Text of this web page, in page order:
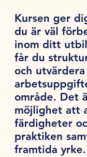
Kursen ger
du är väl
inom ditt
får du
och
område. Det
möjlighet att
färdigheter
praktiken
framtida yrke.